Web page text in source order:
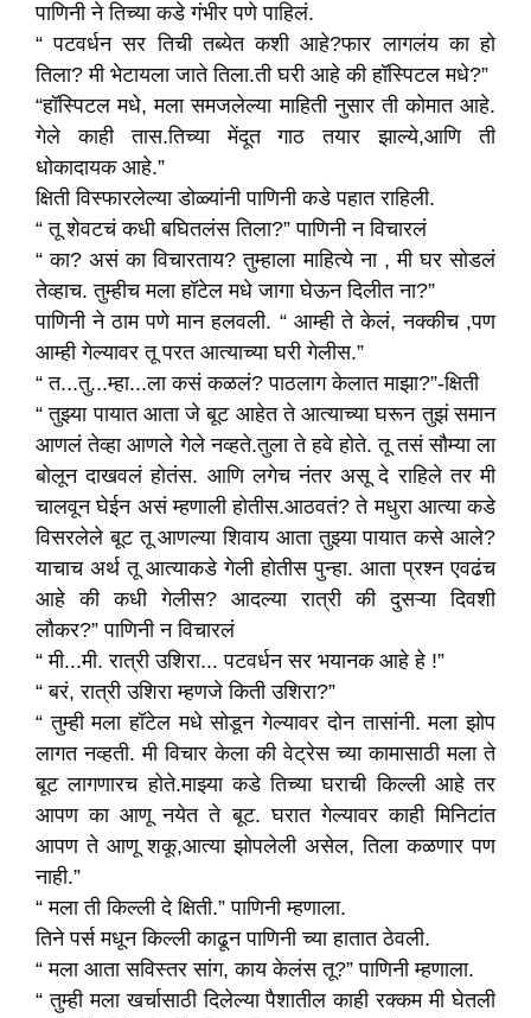
पाणिनी ने तिच्या कडे गंभीर पणे पाहिलं.
“ पटवर्धन सर तिची तब्येत कशी आहे?फार लागलंय का हो
तिला? मी भेटायला जाते तिला.ती घरी आहे की हॉस्पिटल मधे?”
“हॉस्पिटल मधे, मला समजलेल्या माहिती नुसार ती कोमात आहे.
गेले काही तास.तिच्या मेंदूत गाठ तयार झाल्ये,आणि ती
धोकादायक आहे.”
क्षिती विस्फारलेल्या डोळ्यांनी पाणिनी कडे पहात राहिली.
“ तू शेवटचं कधी बघितलंस तिला?” पाणिनी न विचारलं
“ का? असं का विचारताय? तुम्हाला माहित्ये ना , मी घर सोडलं
तेव्हाच. तुम्हीच मला हॉटेल मधे जागा घेऊन दिलीत ना?”
पाणिनी ने ठाम पणे मान हलवली. “ आम्ही ते केलं, नक्कीच ,पण
आम्ही गेल्यावर तू परत आत्याच्या घरी गेलीस.”
“ त...तु...म्हा...ला कसं कळलं? पाठलाग केलात माझा?”-क्षिती
“ तुझ्या पायात आता जे बूट आहेत ते आत्याच्या घरून तुझं समान
आणलं तेव्हा आणले गेले नव्हते.तुला ते हवे होते. तू तसं सौम्या ला
बोलून दाखवलं होतंस. आणि लगेच नंतर असू दे राहिले तर मी
चालवून घेईन असं म्हणाली होतीस.आठवतं? ते मधुरा आत्या कडे
विसरलेले बूट तू आणल्या शिवाय आता तुझ्या पायात कसे आले?
याचाच अर्थ तू आत्याकडे गेली होतीस पुन्हा. आता प्रश्न एवढंच
आहे की कधी गेलीस? आदल्या रात्री की दुसऱ्या दिवशी
लौकर?” पाणिनी न विचारलं
“ मी...मी. रात्री उशिरा... पटवर्धन सर भयानक आहे हे !”
“ बरं, रात्री उशिरा म्हणजे किती उशिरा?”
“ तुम्ही मला हॉटेल मधे सोडून गेल्यावर दोन तासांनी. मला झोप
लागत नव्हती. मी विचार केला की वेट्रेस च्या कामासाठी मला ते
बूट लागणारच होते.माझ्या कडे तिच्या घराची किल्ली आहे तर
आपण का आणू नयेत ते बूट. घरात गेल्यावर काही मिनिटांत
आपण ते आणू शकू,आत्या झोपलेली असेल, तिला कळणार पण
नाही.”
“ मला ती किल्ली दे क्षिती.” पाणिनी म्हणाला.
तिने पर्स मधून किल्ली काढून पाणिनी च्या हातात ठेवली.
“ मला आता सविस्तर सांग, काय केलंस तू?” पाणिनी म्हणाला.
“ तुम्ही मला खर्चासाठी दिलेल्या पैशातील काही रक्कम मी घेतली